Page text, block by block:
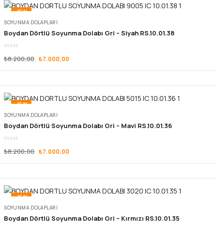
-15%
SOYUNMA DOLAPLARI
Boydan Dörtlü Soyunma Dolabı Gri – Siyah RS.10.01.38
₺8.200,00 ₺7.000,00
-15%
SOYUNMA DOLAPLARI
Boydan Dörtlü Soyunma Dolabı Gri – Mavi RS.10.01.36
₺8.200,00 ₺7.000,00
-15%
SOYUNMA DOLAPLARI
Boydan Dörtlü Soyunma Dolabı Gri – Kırmızı RS.10.01.35